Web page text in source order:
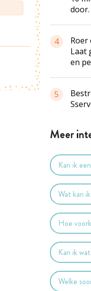
door.
4
Roer
Laat
en
5
Meer
Kan ik
Wat kan
Hoe
Kan ik
Welke